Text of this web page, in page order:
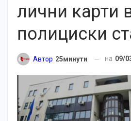
лични карти
полициски
Автор 25минути на 09/